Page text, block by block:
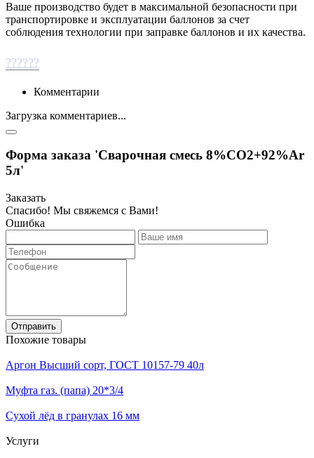
Ваше производство будет в максимальной безопасности при
транспортировке и эксплуатации баллонов за счет
соблюдения технологии при заправке баллонов и их качества.
??????
Комментарии
Загрузка комментариев...
Форма заказа 'Сварочная смесь 8%СО2+92%Ar
5л'
Заказать
Спасибо! Мы свяжемся с Вами!
Ошибка
Отправить
Похожие товары
Аргон Высший сорт, ГОСТ 10157-79 40л
Муфта газ. (папа) 20*3/4
Сухой лёд в гранулах 16 мм
Услуги